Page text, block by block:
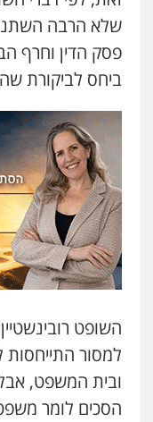
עו"ד
פלילי
פלילי
גל
פלילי
פלילי
סמים
שלא הרבה השתנה
פסק הדין וחרף
ביחס לביקורת
השופט
למסור התייחסות
ובית המשפט,
הסכים לומר